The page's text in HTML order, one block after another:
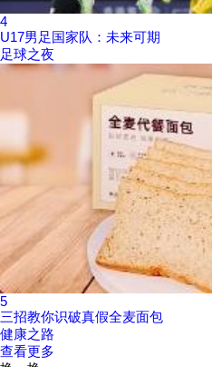
4
U17男足国家队：未来可期
足球之夜
5
三招教你识破真假全麦面包
健康之路
查看更多